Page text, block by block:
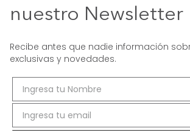
nuestro Newsletter
Recibe antes que nadie información
exclusivas y novedades.